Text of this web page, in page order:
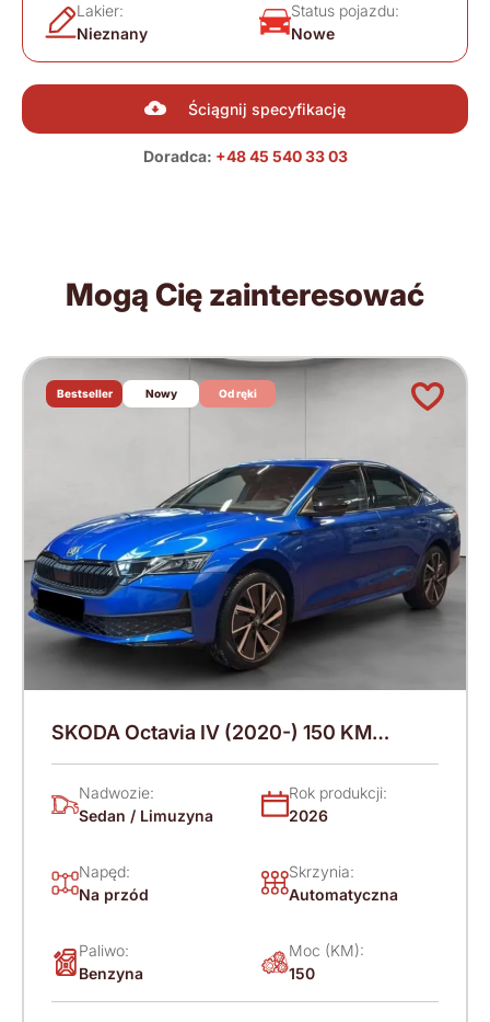
Lakier:
Nieznany
Status pojazdu:
Nowe
Ściągnij specyfikację
Doradca: +48 45 540 33 03
Mogą Cię zainteresować
Bestseller Nowy Od ręki
SKODA Octavia IV (2020-) 150 KM
(2026)
Nadwozie:
Sedan / Limuzyna
Rok produkcji:
2026
Napęd:
Na przód
Skrzynia:
Automatyczna
Paliwo:
Benzyna
Moc (KM):
150